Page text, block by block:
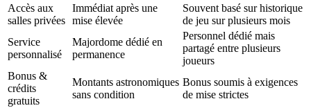
Accès aux
salles privées
Immédiat après une
mise élevée
Souvent basé sur historique
de jeu sur plusieurs mois
Service
personnalisé
Majordome dédié en
permanence
Personnel dédié mais
partagé entre plusieurs
joueurs
Bonus &
crédits
gratuits
Montants astronomiques
sans condition
Bonus soumis à exigences
de mise strictes